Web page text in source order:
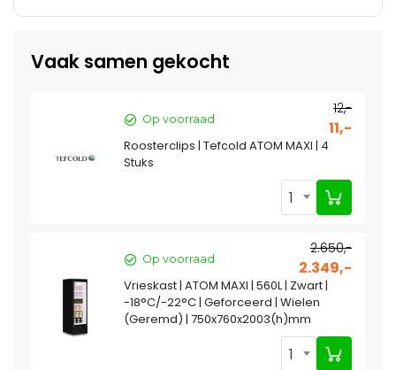
Vaak samen gekocht
Op voorraad
12,-
11,-
Roosterclips | Tefcold ATOM MAXI | 4
Stuks
1
Op voorraad
2.650,-
2.349,-
Vrieskast | ATOM MAXI | 560L | Zwart |
-18°C/-22°C | Geforceerd | Wielen
(Geremd) | 750x760x2003(h)mm
1